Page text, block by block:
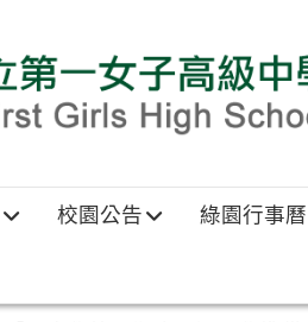
校園公告 綠園行事曆